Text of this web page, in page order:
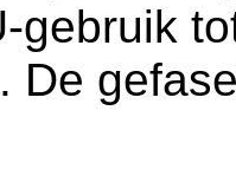
gebruik
De